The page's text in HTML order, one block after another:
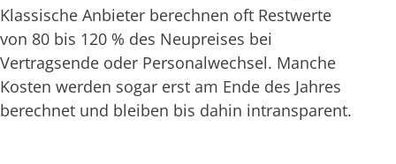
Klassische Anbieter berechnen oft Restwerte
von 80 bis 120 % des Neupreises bei
Vertragsende oder Personalwechsel. Manche
Kosten werden sogar erst am Ende des Jahres
berechnet und bleiben bis dahin intransparent.